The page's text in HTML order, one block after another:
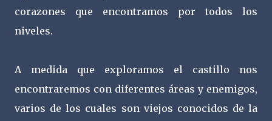
corazones que encontramos por todos los
niveles.
A medida que exploramos el castillo nos
encontraremos con diferentes áreas y enemigos,
varios de los cuales son viejos conocidos de la